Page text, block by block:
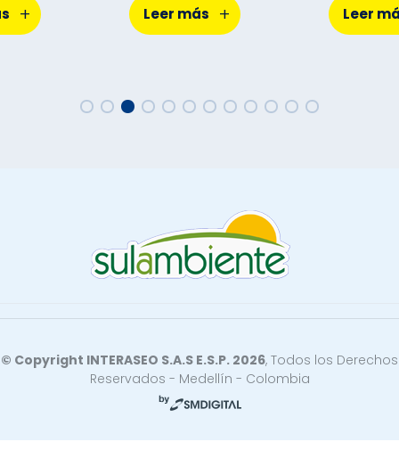
+ Leer más + Leer
© Copyright INTERASEO S.A.S E.S.P. 2026, Todos los Derechos
Reservados - Medellín - Colombia